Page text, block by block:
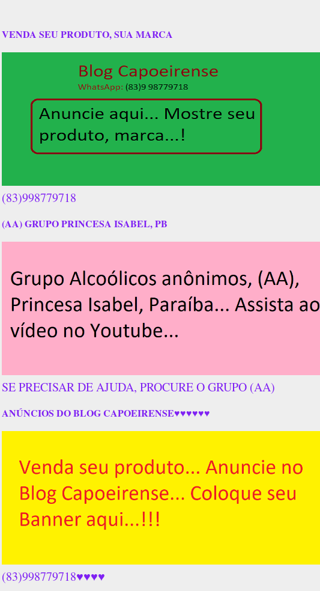
VENDA SEU PRODUTO, SUA MARCA
(83)998779718
(AA) GRUPO PRINCESA ISABEL, PB
SE PRECISAR DE AJUDA, PROCURE O GRUPO (AA)
ANÚNCIOS DO BLOG CAPOEIRENSE♥♥♥♥♥♥
(83)998779718♥♥♥♥